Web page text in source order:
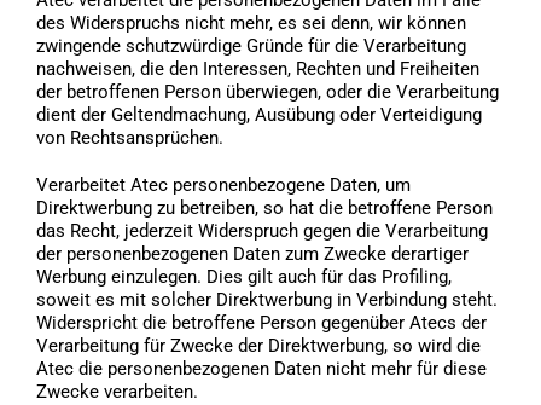
des Widerspruchs nicht mehr, es sei denn, wir können
zwingende schutzwürdige Gründe für die Verarbeitung
nachweisen, die den Interessen, Rechten und Freiheiten
der betroffenen Person überwiegen, oder die Verarbeitung
dient der Geltendmachung, Ausübung oder Verteidigung
von Rechtsansprüchen.
Verarbeitet Atec personenbezogene Daten, um
Direktwerbung zu betreiben, so hat die betroffene Person
das Recht, jederzeit Widerspruch gegen die Verarbeitung
der personenbezogenen Daten zum Zwecke derartiger
Werbung einzulegen. Dies gilt auch für das Profiling,
soweit es mit solcher Direktwerbung in Verbindung steht.
Widerspricht die betroffene Person gegenüber Atecs der
Verarbeitung für Zwecke der Direktwerbung, so wird die
Atec die personenbezogenen Daten nicht mehr für diese
Zwecke verarbeiten.